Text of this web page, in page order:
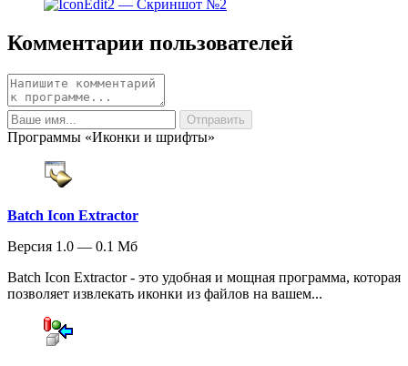
Комментарии пользователей
Программы «Иконки и шрифты»
Batch Icon Extractor
Версия 1.0 — 0.1 Мб
Batch Icon Extractor - это удобная и мощная программа, которая
позволяет извлекать иконки из файлов на вашем...